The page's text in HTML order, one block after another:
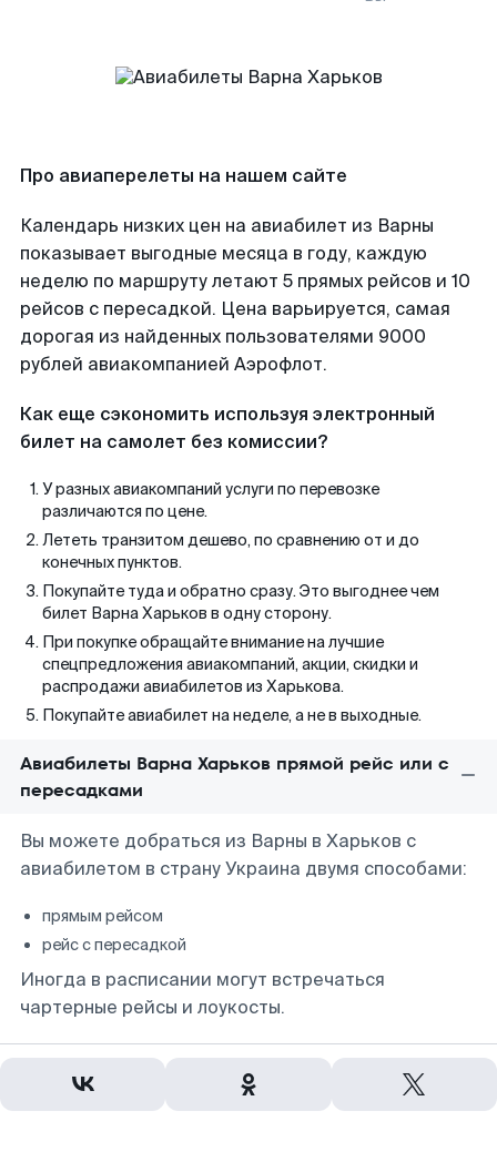
Про авиаперелеты на нашем сайте
Календарь низких цен на авиабилет из Варны
показывает выгодные месяца в году, каждую
неделю по маршруту летают 5 прямых рейсов и 10
рейсов с пересадкой. Цена варьируется, самая
дорогая из найденных пользователями 9000
рублей авиакомпанией Аэрофлот.
Как еще сэкономить используя электронный
билет на самолет без комиссии?
У разных авиакомпаний услуги по перевозке
различаются по цене.
Лететь транзитом дешево, по сравнению от и до
конечных пунктов.
Покупайте туда и обратно сразу. Это выгоднее чем
билет Варна Харьков в одну сторону.
При покупке обращайте внимание на лучшие
спецпредложения авиакомпаний, акции, скидки и
распродажи авиабилетов из Харькова.
Покупайте авиабилет на неделе, а не в выходные.
Авиабилеты Варна Харьков прямой рейс или с
пересадками
Вы можете добраться из Варны в Харьков с
авиабилетом в страну Украина двумя способами:
прямым рейсом
рейс с пересадкой
Иногда в расписании могут встречаться
чартерные рейсы и лоукосты.